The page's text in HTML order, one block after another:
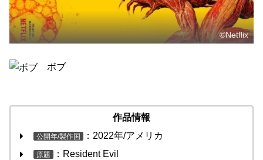
©Netflix
ボブ
作品情報
公開年/製作国 ：2022年/アメリカ
原題 ：Resident Evil